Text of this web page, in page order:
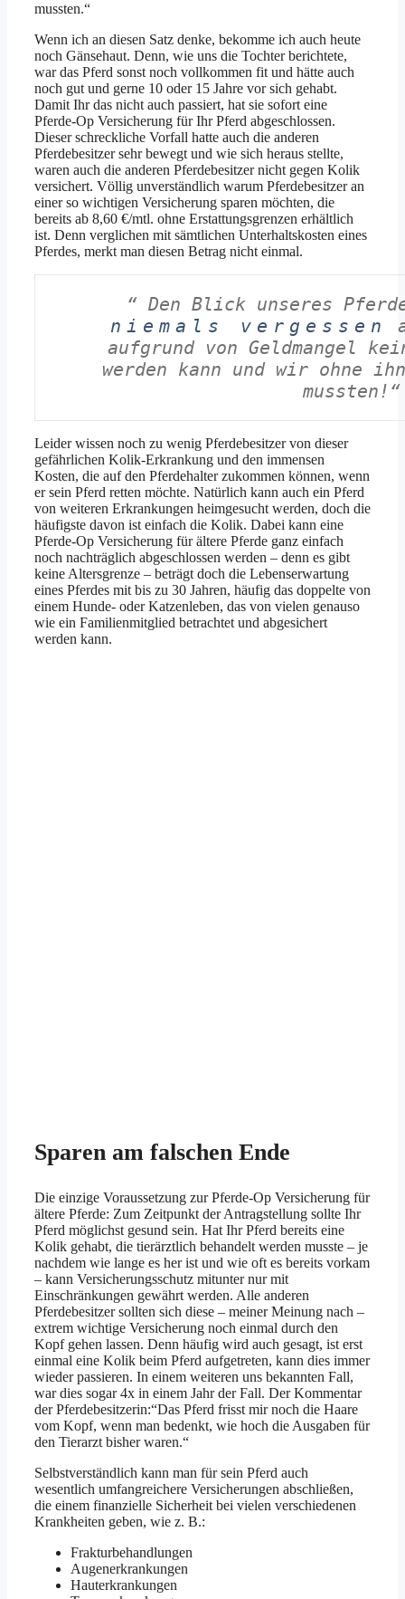
mussten.“
Wenn ich an diesen Satz denke, bekomme ich auch heute
noch Gänsehaut. Denn, wie uns die Tochter berichtete,
war das Pferd sonst noch vollkommen fit und hätte auch
noch gut und gerne 10 oder 15 Jahre vor sich gehabt.
Damit Ihr das nicht auch passiert, hat sie sofort eine
Pferde-Op Versicherung für Ihr Pferd abgeschlossen.
Dieser schreckliche Vorfall hatte auch die anderen
Pferdebesitzer sehr bewegt und wie sich heraus stellte,
waren auch die anderen Pferdebesitzer nicht gegen Kolik
versichert. Völlig unverständlich warum Pferdebesitzer an
einer so wichtigen Versicherung sparen möchten, die
bereits ab 8,60 €/mtl. ohne Erstattungsgrenzen erhältlich
ist. Denn verglichen mit sämtlichen Unterhaltskosten eines
Pferdes, merkt man diesen Betrag nicht einmal.
“ Den Blick unseres
niemals vergessen
aufgrund von Geldmangel
werden kann und wir ohne
mussten!“
Leider wissen noch zu wenig Pferdebesitzer von dieser
gefährlichen Kolik-Erkrankung und den immensen
Kosten, die auf den Pferdehalter zukommen können, wenn
er sein Pferd retten möchte. Natürlich kann auch ein Pferd
von weiteren Erkrankungen heimgesucht werden, doch die
häufigste davon ist einfach die Kolik. Dabei kann eine
Pferde-Op Versicherung für ältere Pferde ganz einfach
noch nachträglich abgeschlossen werden – denn es gibt
keine Altersgrenze – beträgt doch die Lebenserwartung
eines Pferdes mit bis zu 30 Jahren, häufig das doppelte von
einem Hunde- oder Katzenleben, das von vielen genauso
wie ein Familienmitglied betrachtet und abgesichert
werden kann.
Sparen am falschen Ende
Die einzige Voraussetzung zur Pferde-Op Versicherung für
ältere Pferde: Zum Zeitpunkt der Antragstellung sollte Ihr
Pferd möglichst gesund sein. Hat Ihr Pferd bereits eine
Kolik gehabt, die tierärztlich behandelt werden musste – je
nachdem wie lange es her ist und wie oft es bereits vorkam
– kann Versicherungsschutz mitunter nur mit
Einschränkungen gewährt werden. Alle anderen
Pferdebesitzer sollten sich diese – meiner Meinung nach –
extrem wichtige Versicherung noch einmal durch den
Kopf gehen lassen. Denn häufig wird auch gesagt, ist erst
einmal eine Kolik beim Pferd aufgetreten, kann dies immer
wieder passieren. In einem weiteren uns bekannten Fall,
war dies sogar 4x in einem Jahr der Fall. Der Kommentar
der Pferdebesitzerin:“Das Pferd frisst mir noch die Haare
vom Kopf, wenn man bedenkt, wie hoch die Ausgaben für
den Tierarzt bisher waren.“
Selbstverständlich kann man für sein Pferd auch
wesentlich umfangreichere Versicherungen abschließen,
die einem finanzielle Sicherheit bei vielen verschiedenen
Krankheiten geben, wie z. B.:
Frakturbehandlungen
Augenerkrankungen
Hauterkrankungen